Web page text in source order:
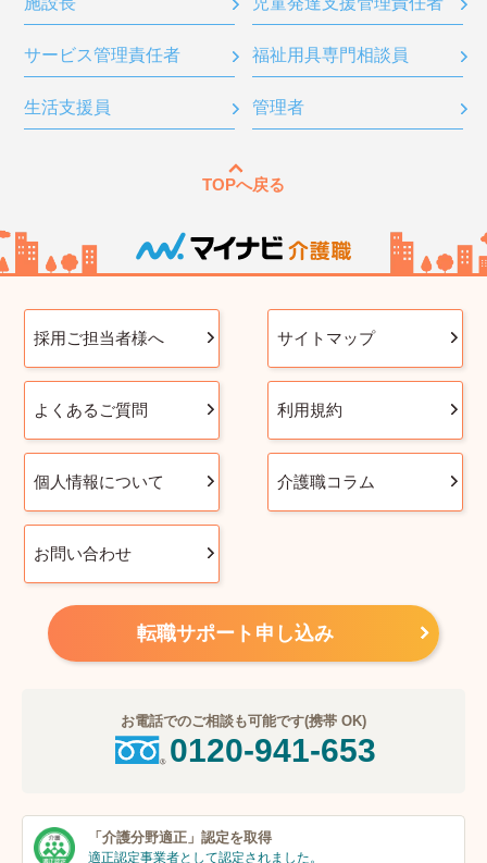
サービス管理責任者 福祉用具専門相談員
生活支援員 管理者
TOPへ戻る
採用ご担当者様へ サイトマップ
よくあるご質問 利用規約
個人情報について 介護職コラム
お問い合わせ
転職サポート申し込み
お電話でのご相談も可能です(携帯 OK)
0120-941-653
「介護分野適正」 認定を取得
適正認定事業者として認定されました。